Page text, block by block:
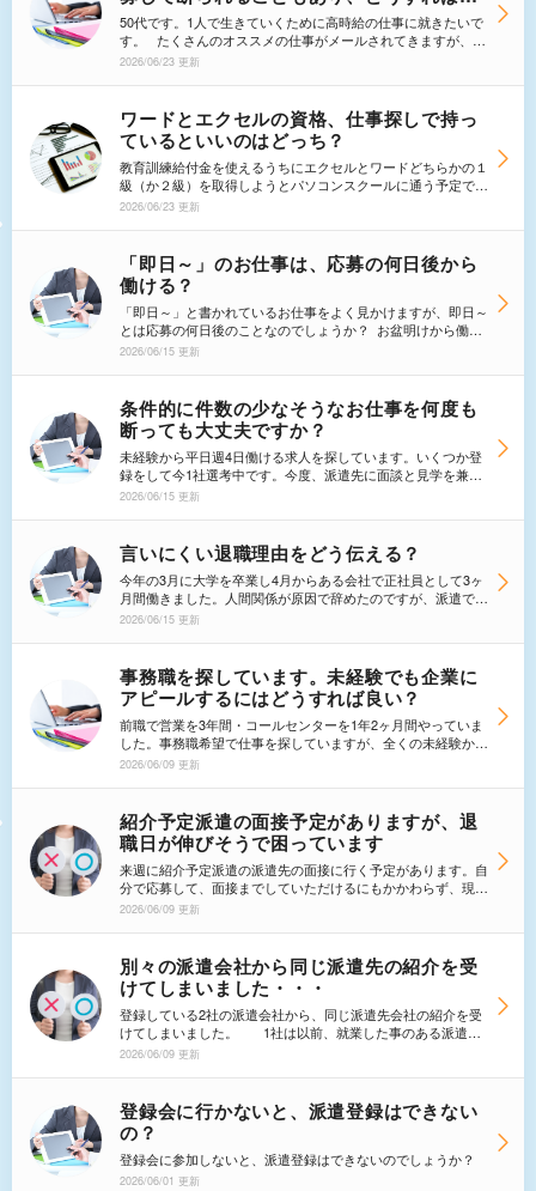
いか分かりません。
50代です。1人で生きていくために高時給の仕事に就きたいで
す。 たくさんのオススメの仕事がメールされてきますが、私
では無理なのでは？本当に50代でも雇っていただけるのか？
どうすれば良いのか、本当にわかりません。
2026/06/23 更新
ワードとエクセルの資格、仕事探しで持っ
ているといいのはどっち？
教育訓練給付金を使えるうちにエクセルとワードどちらかの１
級（か２級）を取得しようとパソコンスクールに通う予定で
す。実際、派遣社員として働くにはどちらの資格ニーズが多い
で教えて下さい。よろしくお願いいたします。
2026/06/23 更新
「即日～」のお仕事は、応募の何日後から
働ける？
「即日～」と書かれているお仕事をよく見かけますが、即日～
とは応募の何日後のことなのでしょうか？ お盆明けから働き
はじめたい場合は「即日～」と書かれた仕事には応募しない方
2026/06/15 更新
条件的に件数の少なそうなお仕事を何度も
断っても大丈夫ですか？
未経験から平日週4日働ける求人を探しています。いくつか登
録をして今1社選考中です。今度、派遣先に面談と見学を兼ね
て行くのですが、もし自分が合わないと感じたらお断りしても
いているので何度もお断りしてしまっては失礼にあたらないか
心配です。
2026/06/15 更新
言いにくい退職理由をどう伝える？
今年の3月に大学を卒業し4月からある会社で正社員として3ヶ
月間働きました。人間関係が原因で辞めたのですが、派遣での
面談などで辞めた理由を聞かれるた場合、きちんとした本当の
のですが…。教えてください。
2026/06/15 更新
事務職を探しています。未経験でも企業に
アピールするにはどうすれば良い？
前職で営業を3年間・コールセンターを1年2ヶ月間やっていま
した。事務職希望で仕事を探していますが、全くの未経験から
でも企業側にアピールするにはどのように伝えればいいです
得しており、現在は日商PC検定3級・2級(データ活用)取得に
向け勉強中です。
2026/06/09 更新
紹介予定派遣の面接予定がありますが、退
職日が伸びそうで困っています
来週に紹介予定派遣の派遣先の面接に行く予定があります。自
分で応募して、面接までしていただけるにもかかわらず、現在
在職中の仕事が忙しくもしかしたら退職の日付をずらさないと
いでしょうか？？？面接に行く前に辞退したほうがいいのでし
ょうか・・・
2026/06/09 更新
別々の派遣会社から同じ派遣先の紹介を受
けてしまいました・・・
登録している2社の派遣会社から、同じ派遣先会社の紹介を受
けてしまいました。 1社は以前、就業した事のある派遣会
社から。もう1社は、先日登録したばかりの派遣会社です。条
2026/06/09 更新
登録会に行かないと、派遣登録はできない
の？
登録会に参加しないと、派遣登録はできないのでしょうか？
2026/06/01 更新